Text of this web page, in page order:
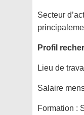
Secteur
Profil
Lieu de
Salaire
Formation :